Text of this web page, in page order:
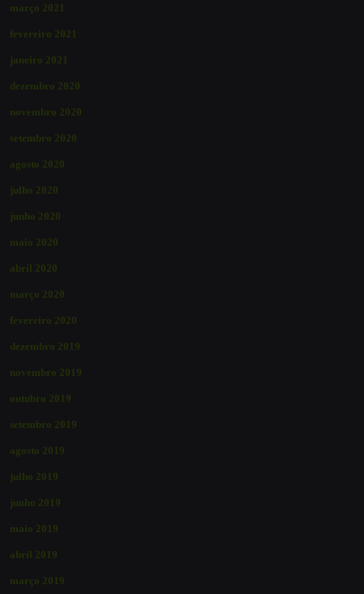
março 2021
fevereiro 2021
janeiro 2021
dezembro 2020
novembro 2020
setembro 2020
agosto 2020
julho 2020
junho 2020
maio 2020
abril 2020
março 2020
fevereiro 2020
dezembro 2019
novembro 2019
outubro 2019
setembro 2019
agosto 2019
julho 2019
junho 2019
maio 2019
abril 2019
março 2019